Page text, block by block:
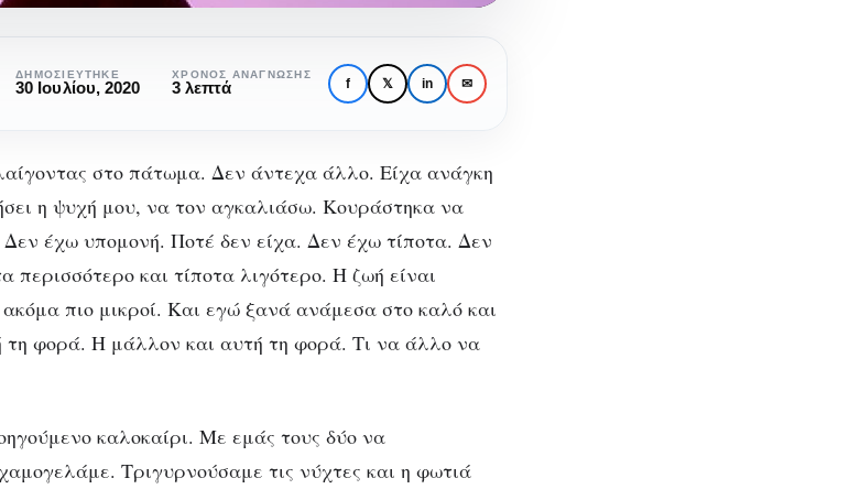
#EGRAPSA
αγάπης. Από
ΔΗΜΟΣΙΕΎΤΗΚΕ
30 Ιουλίου, 2020
ΧΡΌΝΟΣ ΑΝΆΓΝΩΣΗΣ
3 λεπτά f 𝕏 in ✉
στο πάτωμα. Δεν άντεχα άλλο. Είχα ανάγκη
η ψυχή μου, να τον αγκαλιάσω. Κουράστηκα να
έχω υπομονή. Ποτέ δεν είχα. Δεν έχω τίποτα. Δεν
και τίποτα λιγότερο. Η ζωή είναι
ακόμα πιο μικροί. Και εγώ ξανά ανάμεσα στο καλό και
τη φορά. Η μάλλον και αυτή τη φορά. Τι να άλλο να
καλοκαίρι. Με εμάς τους δύο να
Τριγυρνούσαμε τις νύχτες και η φωτιά